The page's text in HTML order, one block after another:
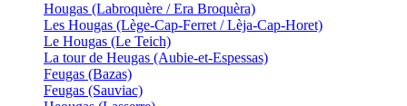
Hougas (Labroquère / Era Broquèra)
Les Hougas (Lège-Cap-Ferret / Lèja-Cap-Horet)
Le Hougas (Le Teich)
La tour de Heugas (Aubie-et-Espessas)
Feugas (Bazas)
Feugas (Sauviac)